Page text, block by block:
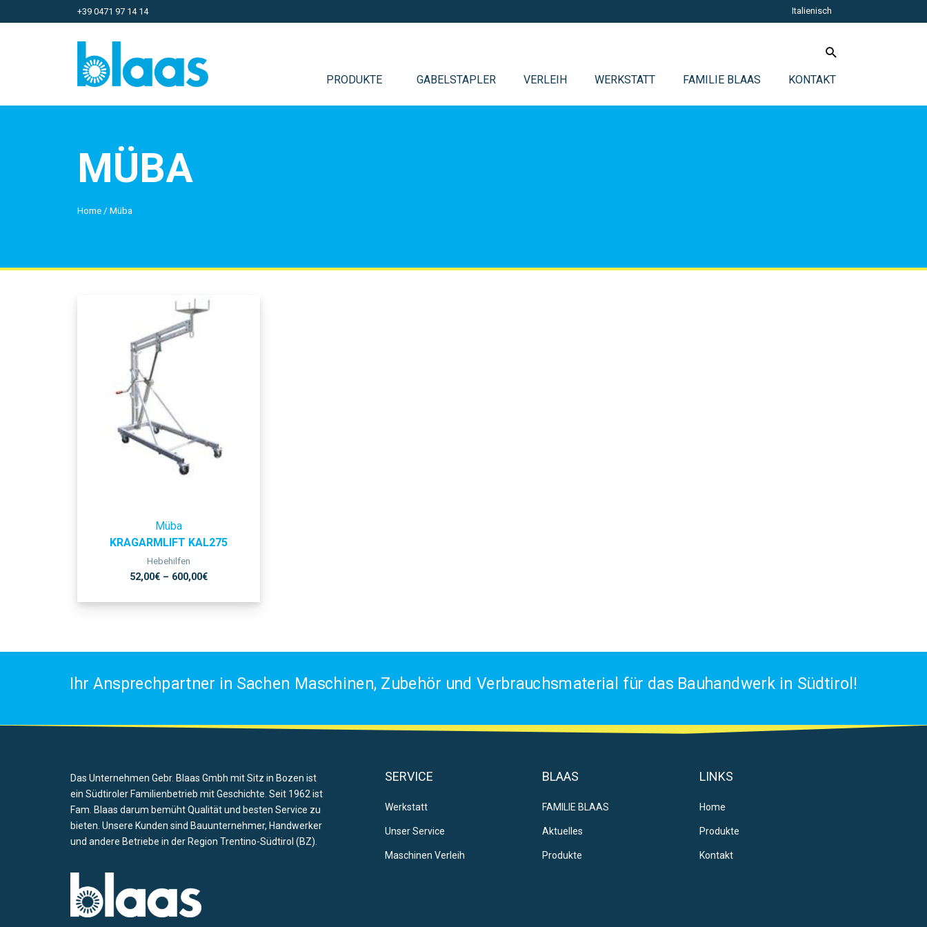
+39 0471 97 14 14 Italienisch
PRODUKTE GABELSTAPLER VERLEIH WERKSTATT FAMILIE BLAAS KONTAKT
MÜBA
Home / Müba
Müba
KRAGARMLIFT KAL275
Hebehilfen
52,00€ – 600,00€
Ihr Ansprechpartner in Sachen Maschinen, Zubehör und Verbrauchsmaterial für das Bauhandwerk in Südtirol!
Das Unternehmen Gebr. Blaas Gmbh mit Sitz in Bozen ist
ein Südtiroler Familienbetrieb mit Geschichte. Seit 1962 ist
Fam. Blaas darum bemüht Qualität und besten Service zu
bieten. Unsere Kunden sind Bauunternehmer, Handwerker
und andere Betriebe in der Region Trentino-Südtirol (BZ).
SERVICE
Werkstatt
Unser Service
Maschinen Verleih
BLAAS
FAMILIE BLAAS
Aktuelles
Produkte
LINKS
Home
Produkte
Kontakt